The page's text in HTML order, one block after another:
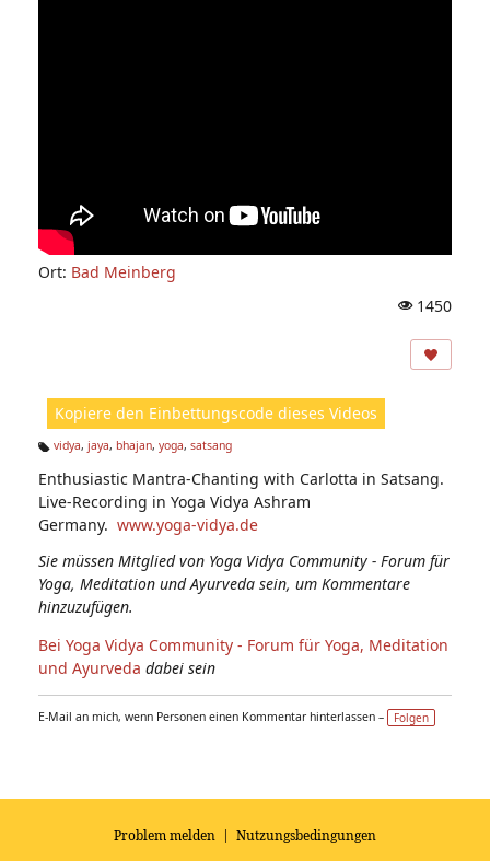
Ort: Bad Meinberg
1450
Kopiere den Einbettungscode dieses Videos
g
s:
vidya, jaya, bhajan, yoga, satsang
Enthusiastic Mantra-Chanting with Carlotta in Satsang.
Live-Recording in Yoga Vidya Ashram
Germany. www.yoga-vidya.de
Sie müssen Mitglied von Yoga Vidya Community - Forum für
Yoga, Meditation und Ayurveda sein, um Kommentare
hinzuzufügen.
Bei Yoga Vidya Community - Forum für Yoga, Meditation
und Ayurveda dabei sein
E-Mail an mich, wenn Personen einen Kommentar hinterlassen – Folgen
Problem melden | Nutzungsbedingungen